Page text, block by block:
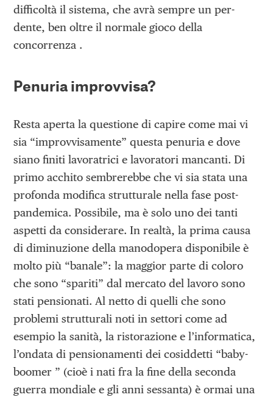
difficoltà il sistema, che avrà sempre un per-
dente, ben oltre il normale gioco della
concorrenza .
Penuria improvvisa?
Resta aperta la questione di capire come mai vi
sia “improvvisamente” questa penuria e dove
siano finiti lavoratrici e lavoratori mancanti. Di
primo acchito sembrerebbe che vi sia stata una
profonda modifica strutturale nella fase post-
pandemica. Possibile, ma è solo uno dei tanti
aspetti da considerare. In realtà, la prima causa
di diminuzione della manodopera disponibile è
molto più “banale”: la maggior parte di coloro
che sono “spariti” dal mercato del lavoro sono
stati pensionati. Al netto di quelli che sono
problemi strutturali noti in settori come ad
esempio la sanità, la ristorazione e l’informatica,
l’ondata di pensionamenti dei cosiddetti “baby-
boomer ” (cioè i nati fra la fine della seconda
guerra mondiale e gli anni sessanta) è ormai una